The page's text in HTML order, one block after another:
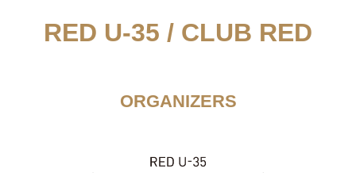
RED U-35 / CLUB RED
ORGANIZERS